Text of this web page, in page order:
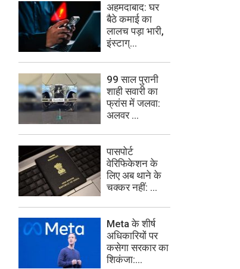
अहमदाबाद: घर
बैठे कमाई का
लालच पड़ा भारी,
इंस्टाग्...
99 साल पुरानी
शाही सवारी का
फ्रांस में जलवा:
अलवर ...
पासपोर्ट
वेरिफिकेशन के
लिए अब थाने के
चक्कर नहीं: ...
Meta के शीर्ष
अधिकारियों पर
कसेगा सरकार का
शिकंजा:...